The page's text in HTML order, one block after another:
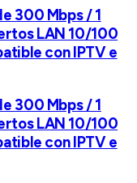
300 Mbps / 1
LAN 10/100
con IPTV e
300 Mbps / 1
LAN 10/100
con IPTV e